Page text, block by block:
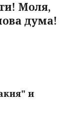
Моля,
дума!
и